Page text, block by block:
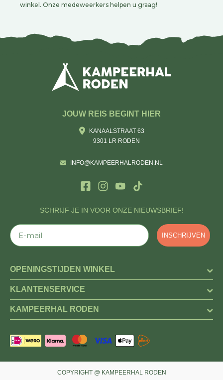
winkel. Onze medeweerkers helpen u graag!
SCHRIJF JE IN VOOR ONZE NIEUWSBRIEF!
E-mail
INSCHRIJVEN
JOUW REIS BEGINT HIER
KANAALSTRAAT 63
9301 LR RODEN
INFO@KAMPEERHALRODEN.NL
OPENINGSTIJDEN WINKEL
KLANTENSERVICE
KAMPEERHAL RODEN
COPYRIGHT @ KAMPEERHAL RODEN